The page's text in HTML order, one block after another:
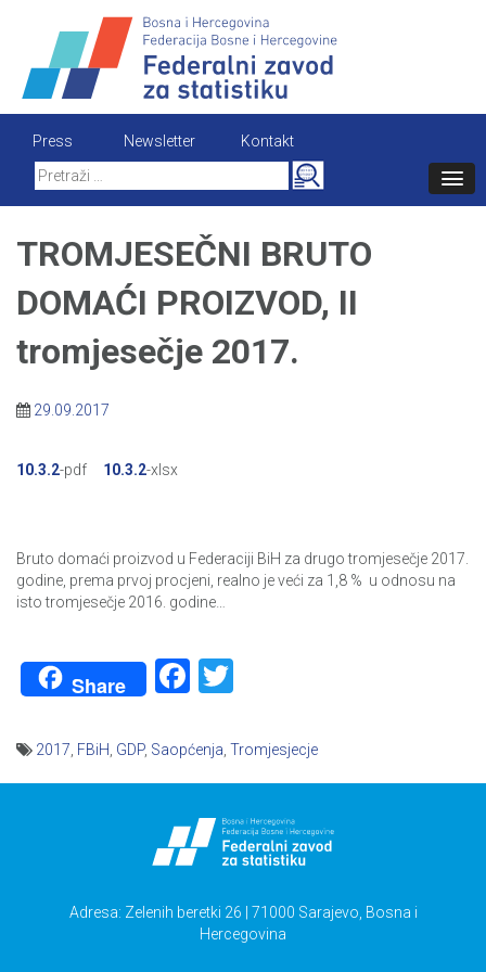
content
Press Newsletter
Kontakt
Search
for:
TROMJESEČNI BRUTO
DOMAĆI PROIZVOD, II
tromjesečje 2017.
29.09.2017
10.3.2-pdf 10.3.2-xlsx
Bruto domaći proizvod u Federaciji BiH za drugo tromjesečje 2017.
godine, prema prvoj procjeni, realno je veći za 1,8 % u odnosu na
isto tromjesečje 2016. godine…
Share Facebook
2017 FBiH GDP, Saopćenja Tromjesjecje
Adresa: Zelenih beretki 26 | 71000 Sarajevo, Bosna i
Hercegovina